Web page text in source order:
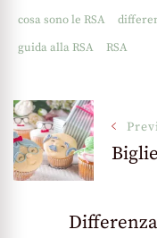
cosa sono le RSA
guida alla RSA
RSA
Post